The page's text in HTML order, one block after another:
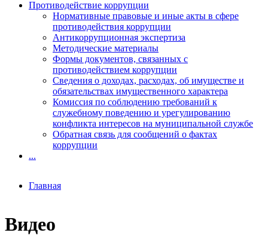
Видео
Противодействие коррупции
Нормативные правовые и иные акты в сфере
противодействия коррупции
Антикоррупционная экспертиза
Методические материалы
Формы документов, связанных с
противодействием коррупции
Сведения о доходах, расходах, об имуществе и
обязательствах имущественного характера
Комиссия по соблюдению требований к
служебному поведению и урегулированию
конфликта интересов на муниципальной службе
Обратная связь для сообщений о фактах
коррупции
...
Главная